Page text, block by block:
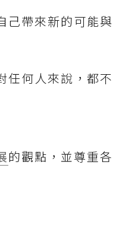
己帶來新的可能與
任何人來說，都不
的觀點，並尊重各